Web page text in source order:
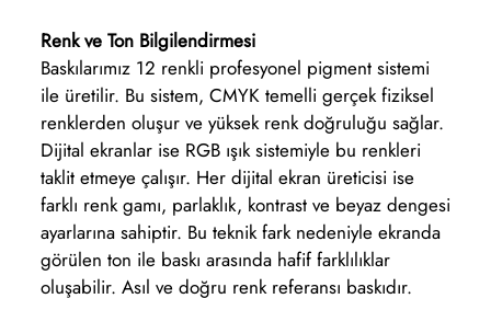
Renk ve Ton Bilgilendirmesi
Baskılarımız 12 renkli profesyonel pigment sistemi
ile üretilir. Bu sistem, CMYK temelli gerçek fiziksel
renklerden oluşur ve yüksek renk doğruluğu sağlar.
Dijital ekranlar ise RGB ışık sistemiyle bu renkleri
taklit etmeye çalışır. Her dijital ekran üreticisi ise
farklı renk gamı, parlaklık, kontrast ve beyaz dengesi
ayarlarına sahiptir. Bu teknik fark nedeniyle ekranda
görülen ton ile baskı arasında hafif farklılıklar
oluşabilir. Asıl ve doğru renk referansı baskıdır.